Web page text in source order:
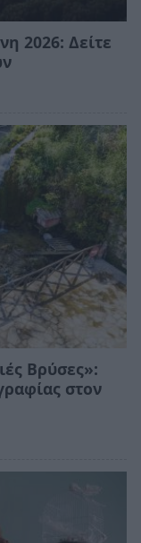
2026: Δείτε
Βρύσες»:
στον